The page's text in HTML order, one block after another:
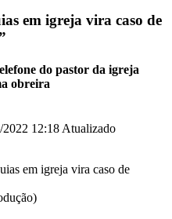
em igreja vira caso de
do pastor da igreja
obreira
2022 12:18 Atualizado